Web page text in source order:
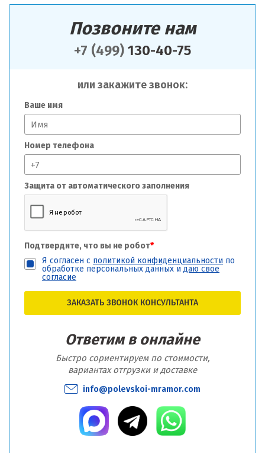
Позвоните нам
+7 (499) 130-40-75
или закажите звонок:
Ваше имя
Номер телефона
Защита от автоматического заполнения
Подтвердите, что вы не робот*
Я согласен с политикой конфиденциальности по
обработке персональных данных и даю свое
согласие
ЗАКАЗАТЬ ЗВОНОК КОНСУЛЬТАНТА
Ответим в онлайне
Быстро сориентируем по стоимости,
вариантах отгрузки и доставке
info@polevskoi-mramor.com